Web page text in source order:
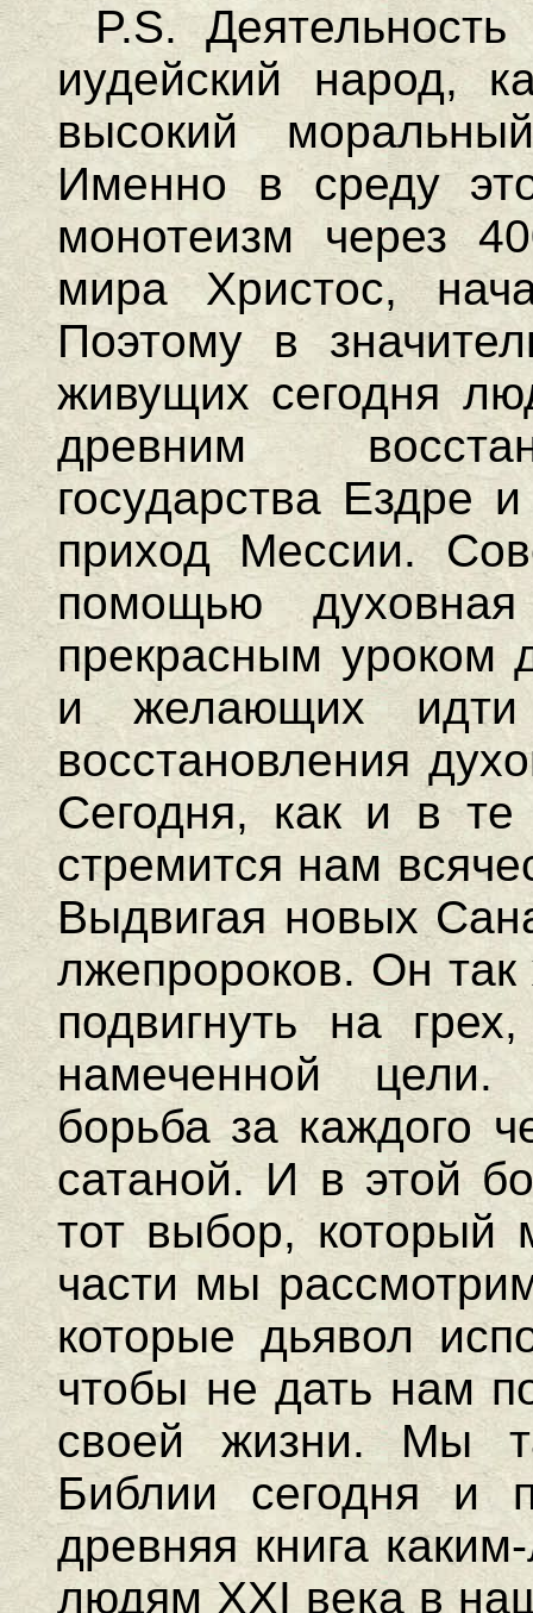
P.S.
иудейский народ,
высокий
Именно в среду
монотеизм через
мира Христос,
Поэтому в
живущих сегодня
древним
государства Ездре
приход Мессии.
помощью
прекрасным уроком
и желающих
восстановления
Сегодня, как и в
стремится нам
Выдвигая новых
лжепророков. Он так
подвигнуть на
намеченной
борьба за каждого
сатаной. И в этой
тот выбор,
части мы
которые дьявол
чтобы не дать нам
своей жизни. Мы
Библии сегодня и
древняя книга
людям XXI века в